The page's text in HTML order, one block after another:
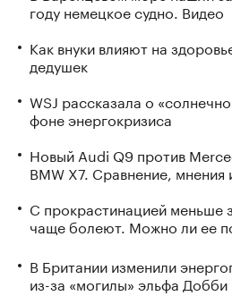
году немецкое судно. Видео
Как внуки влияют на
дедушек
WSJ рассказала о
фоне энергокризиса
Новый Audi Q9 против
BMW X7. Сравнение, мнения
С прокрастинацией меньше
чаще болеют. Можно ли ее
В Британии изменили
из-за «могилы» эльфа Добби